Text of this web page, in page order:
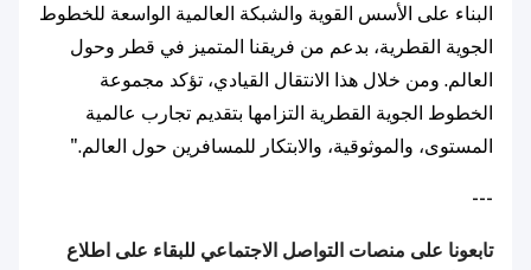
البناء على الأسس القوية والشبكة العالمية الواسعة للخطوط
الجوية القطرية، بدعم من فريقنا المتميز في قطر وحول
العالم. ومن خلال هذا الانتقال القيادي، تؤكد مجموعة
الخطوط الجوية القطرية التزامها بتقديم تجارب عالمية
المستوى، والموثوقية، والابتكار للمسافرين حول العالم."
---
تابعونا على منصات التواصل الاجتماعي للبقاء على اطلاع